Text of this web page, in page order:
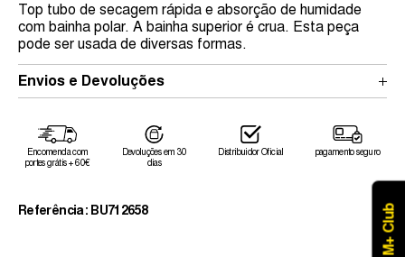
Encomenda com
portes grátis + 60€
Devoluções em 30
dias
Distribuidor Oficial pagamento seguro
Top tubo de secagem rápida e absorção de humidade
com bainha polar. A bainha superior é crua. Esta peça
pode ser usada de diversas formas.
Envios e Devoluções
Referência: BU712658 M+ Club